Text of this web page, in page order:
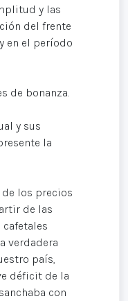
y las
del frente
en el período
de bonanza.
y sus
la
los precios
de las
verdadera
país,
déficit de la
con